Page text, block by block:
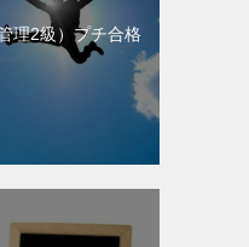
理2級）プチ合格